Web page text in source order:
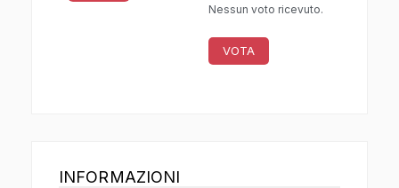
Nessun voto ricevuto.
VOTA
INFORMAZIONI